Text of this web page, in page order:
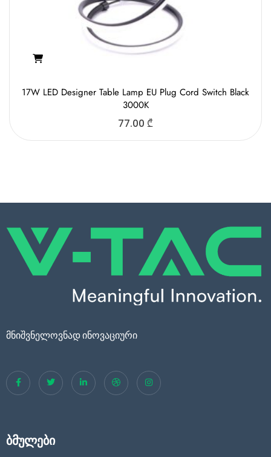
17W LED Designer Table Lamp EU Plug Cord Switch Black
3000K
77.00 ₾
მნიშვნელოვნად ინოვაციური
ბმულები